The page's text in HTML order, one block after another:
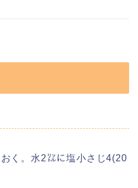
く。水2㍑に塩小さじ4(20